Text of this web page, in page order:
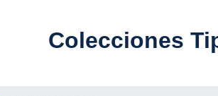
Colecciones